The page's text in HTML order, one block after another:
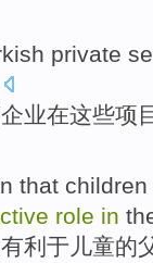
private
企业在这些项
that children
role in
有利于 儿童的